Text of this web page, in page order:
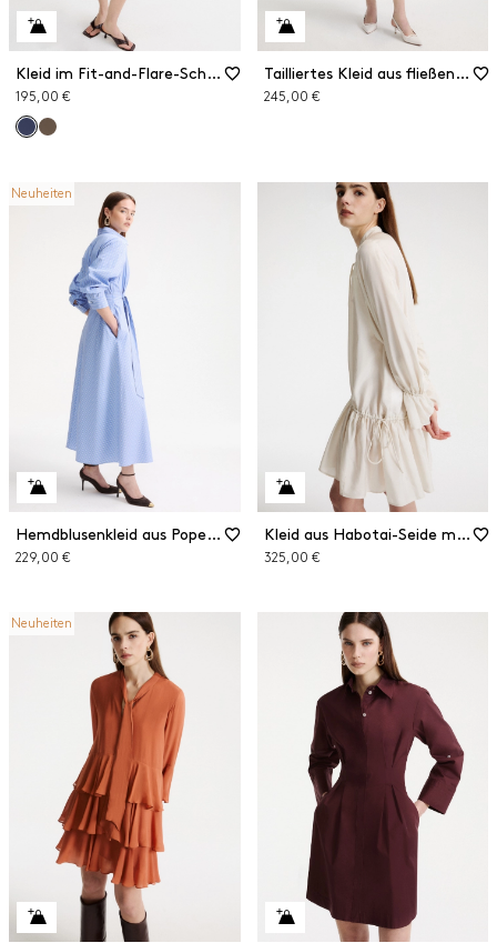
Kleid im Fit-and-Flare-Schnitt aus Popeline
195,00 €
Tailliertes Kleid aus fließendem Denim
245,00 €
Neuheiten
Hemdblusenkleid aus Popeline
229,00 €
Kleid aus Habotai-Seide mit Volant
325,00 €
Neuheiten